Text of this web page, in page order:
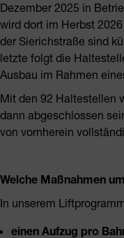
Dezember 2025 in
wird dort im Herbst
der Sierichstraße sind
letzte folgt die
Ausbau im Rahmen
Mit den 92 Haltestellen
dann abgeschlossen
von vornherein
Welche Maßnahmen
In unserem
einen Aufzug pro